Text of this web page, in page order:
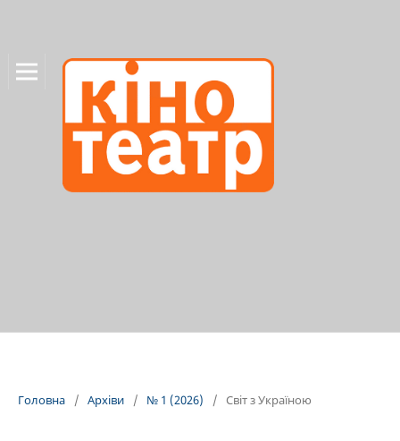
Головна / Архіви / № 1 (2026) / Світ з Україною